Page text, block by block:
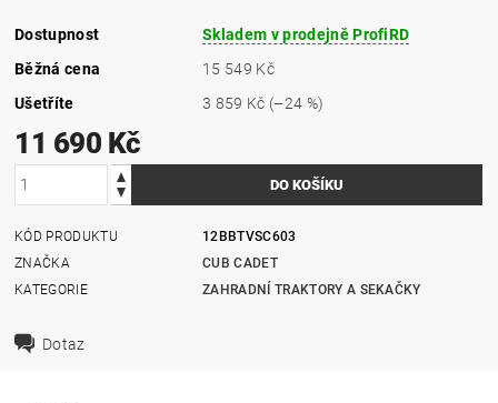
Dostupnost
Skladem v prodejně ProfiRD
Běžná cena
15 549 Kč
Ušetříte
3 859 Kč (–24 %)
11 690 Kč
KÓD PRODUKTU
12BBTVSC603
ZNAČKA
CUB CADET
KATEGORIE
ZAHRADNÍ TRAKTORY A SEKAČKY
Dotaz